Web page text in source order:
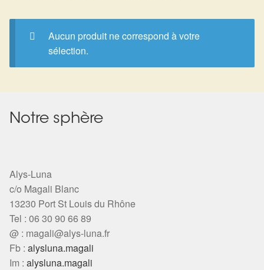
Nouveautés
Bijoux
Bracelets
Pendentifs
Pierres
Harmonisation
Panier
Search
Aucun produit ne correspond à votre
sélection.
Notre sphère
Alys-Luna
c/o Magali Blanc
13230 Port St Louis du Rhône
Tel : 06 30 90 66 89
@ : magali@alys-luna.fr
Fb : alysluna.magali
Im : alysluna.magali